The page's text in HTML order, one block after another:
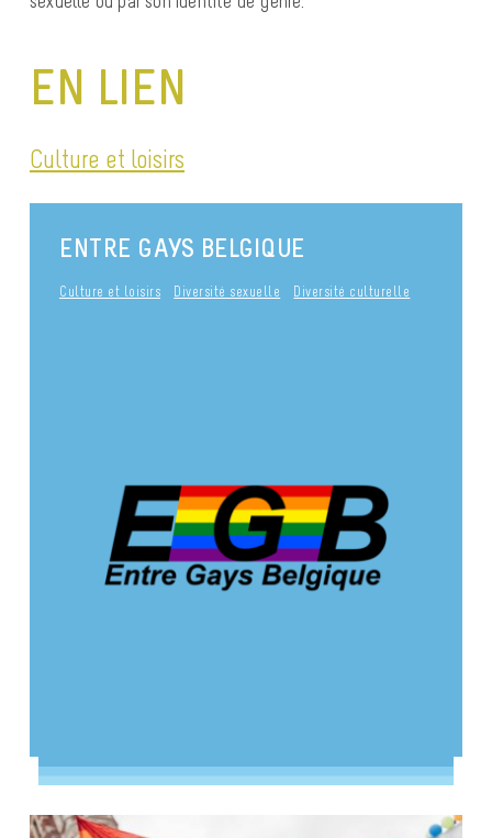
EN LIEN
Culture et loisirs
ENTRE GAYS BELGIQUE
Culture et loisirs Diversité sexuelle Diversité culturelle